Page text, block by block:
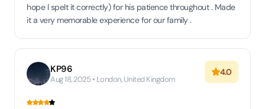
hope l spelt it correctly) for his patience throughout . Made
it a very memorable experience for our family .
KP96
Aug 18, 2025 • London, United Kingdom
4.0